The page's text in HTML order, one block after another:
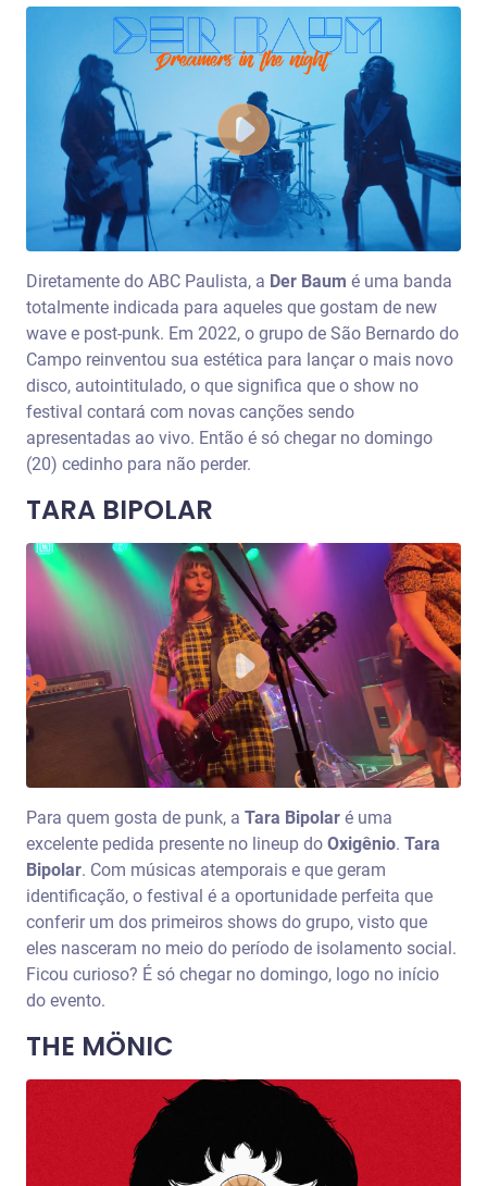
Diretamente do ABC Paulista, a Der Baum é uma banda
totalmente indicada para aqueles que gostam de new
wave e post-punk. Em 2022, o grupo de São Bernardo do
Campo reinventou sua estética para lançar o mais novo
disco, autointitulado, o que significa que o show no
festival contará com novas canções sendo
apresentadas ao vivo. Então é só chegar no domingo
(20) cedinho para não perder.
TARA BIPOLAR
Para quem gosta de punk, a Tara Bipolar é uma
excelente pedida presente no lineup do Oxigênio. Tara
Bipolar. Com músicas atemporais e que geram
identificação, o festival é a oportunidade perfeita que
conferir um dos primeiros shows do grupo, visto que
eles nasceram no meio do período de isolamento social.
Ficou curioso? É só chegar no domingo, logo no início
do evento.
THE MÖNIC